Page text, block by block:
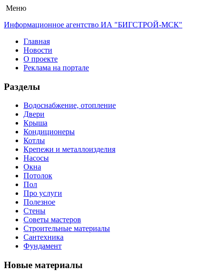
Меню
Информационное агентство ИА "БИГСТРОЙ-МСК"
Главная
Новости
О проекте
Реклама на портале
Разделы
Водоснабжение, отопление
Двери
Крыша
Кондиционеры
Котлы
Крепежи и металлоизделия
Насосы
Окна
Потолок
Пол
Про услуги
Полезное
Стены
Советы мастеров
Строительные материалы
Сантехника
Фундамент
Новые материалы